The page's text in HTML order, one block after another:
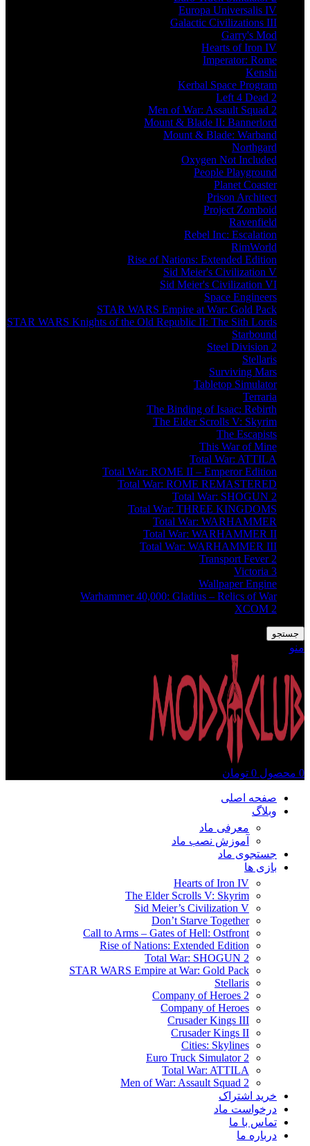
Europa Universalis IV
Galactic Civilizations III
Garry's Mod
Hearts of Iron IV
Imperator: Rome
Kenshi
Kerbal Space Program
Left 4 Dead 2
Men of War: Assault Squad 2
Mount & Blade II: Bannerlord
Mount & Blade: Warband
Northgard
Oxygen Not Included
People Playground
Planet Coaster
Prison Architect
Project Zomboid
Ravenfield
Rebel Inc: Escalation
RimWorld
Rise of Nations: Extended Edition
Sid Meier's Civilization V
Sid Meier's Civilization VI
Space Engineers
STAR WARS Empire at War: Gold Pack
STAR WARS Knights of the Old Republic II: The Sith Lords
Starbound
Steel Division 2
Stellaris
Surviving Mars
Tabletop Simulator
Terraria
The Binding of Isaac: Rebirth
The Elder Scrolls V: Skyrim
The Escapists
This War of Mine
Total War: ATTILA
Total War: ROME II – Emperor Edition
Total War: ROME REMASTERED
Total War: SHOGUN 2
Total War: THREE KINGDOMS
Total War: WARHAMMER
Total War: WARHAMMER II
Total War: WARHAMMER III
Transport Fever 2
Victoria 3
Wallpaper Engine
Warhammer 40,000: Gladius – Relics of War
XCOM 2
جستجو
منو
0 محصول 0 تومان
صفحه اصلی
وبلاگ
معرفی ماد
آموزش نصب ماد
جستجوی ماد
بازی ها
Hearts of Iron IV
The Elder Scrolls V: Skyrim
Sid Meier’s Civilization V
Don’t Starve Together
Call to Arms – Gates of Hell: Ostfront
Rise of Nations: Extended Edition
Total War: SHOGUN 2
STAR WARS Empire at War: Gold Pack
Stellaris
Company of Heroes 2
Company of Heroes
Crusader Kings III
Crusader Kings II
Cities: Skylines
Euro Truck Simulator 2
Total War: ATTILA
Men of War: Assault Squad 2
خرید اشتراک
درخواست ماد
تماس با ما
درباره ما